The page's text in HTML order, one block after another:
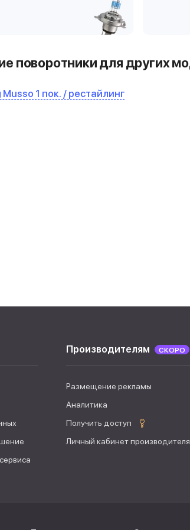
поворотники для других
Musso 1 пок. / рестайлинг
Производителям СКОРО
Размещение рекламы
Аналитика
Получить доступ
Личный кабинет производителя